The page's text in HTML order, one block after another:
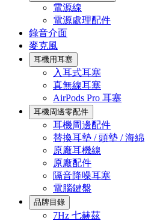
電源線
電源處理配件
錄音介面
麥克風
耳機用耳塞
入耳式耳塞
真無線耳塞
AirPods Pro 耳塞
耳機周邊零配件
耳機周邊配件
替換耳墊 / 頭墊 / 海綿
原廠耳機線
原廠配件
隔音降噪耳塞
電腦鍵盤
品牌目錄
7Hz 七赫茲